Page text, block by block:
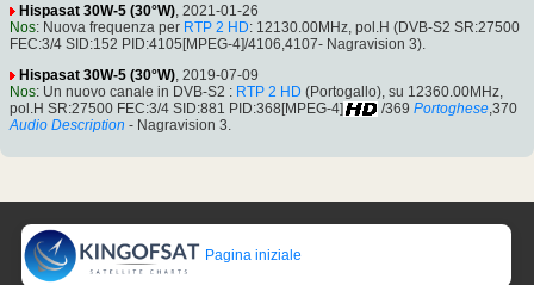
Hispasat 30W-5 (30°W), 2021-01-26
Nos: Nuova frequenza per RTP 2 HD: 12130.00MHz, pol.H (DVB-S2 SR:27500
FEC:3/4 SID:152 PID:4105[MPEG-4]/4106,4107- Nagravision 3).
Hispasat 30W-5 (30°W), 2019-07-09
Nos: Un nuovo canale in DVB-S2 : RTP 2 HD (Portogallo), su 12360.00MHz,
pol.H SR:27500 FEC:3/4 SID:881 PID:368[MPEG-4]
/369 Portoghese,370
Audio Description - Nagravision 3.
Pagina iniziale